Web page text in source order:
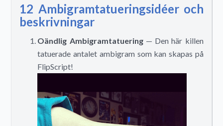
12 Ambigramtatueringsidéer och
beskrivningar
Oändlig Ambigramtatuering— Den här killen
tatuerade antalet ambigram som kan skapas på
FlipScript!